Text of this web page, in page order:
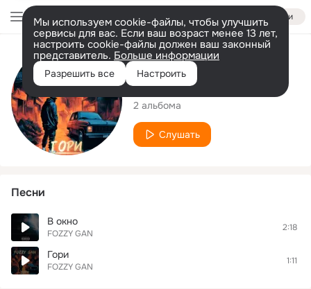
Войти
Мы используем cookie-файлы, чтобы улучшить
сервисы для вас. Если ваш возраст менее 13 лет,
настроить cookie-файлы должен ваш законный
представитель. Больше информации
Разрешить все Настроить
Исполнитель
FOZZY GAN
2 альбома
Слушать
Песни
В окно
FOZZY GAN
2:18
Гори
FOZZY GAN
1:11